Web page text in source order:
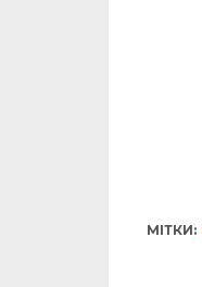
МІТКИ: